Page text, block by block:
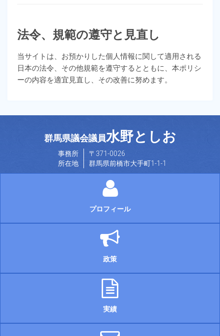
法令、規範の遵守と見直し
当サイトは、お預かりした個人情報に関して適用される
日本の法令、その他規範を遵守するとともに、本ポリシ
ーの内容を適宜見直し、その改善に努めます。
群馬県議会議員水野としお
事務所
所在地
〒371-0026
群馬県前橋市大手町1-1-1
プロフィール
政策
実績